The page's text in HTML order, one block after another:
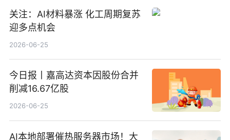
关注：AI材料暴涨 化工周期复苏
迎多点机会
2026-06-25
今日报丨嘉高达资本因股份合并
削减16.67亿股
2026-06-25
AI本地部署催热服务器市场！大